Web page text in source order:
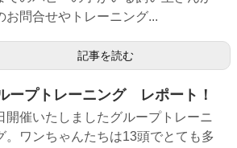
お問合せやトレーニング...
記事を読む
ープトレーニング レポート！
開催いたしましたグループトレーニ
。ワンちゃんたちは13頭でとても多